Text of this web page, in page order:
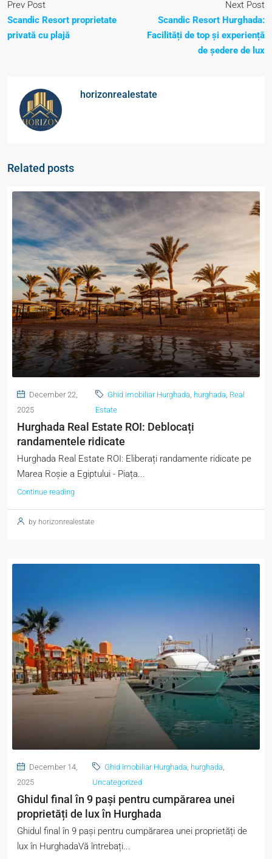
Prev Post
Scandic Resort proprietate
privată cu plajă
Next Post
Scandic Resort Hurghada:
Facilități de top și experiență
de ședere de lux
horizonrealestate
Related posts
December 22,
2025
Ghid imobiliar Hurghada, hurghada, Real
Estate
Hurghada Real Estate ROI: Deblocați
randamentele ridicate
Hurghada Real Estate ROI: Eliberați randamente ridicate pe
Marea Roșie a Egiptului - Piața...
Continue reading
by horizonrealestate
December 14,
2025
Ghid imobiliar Hurghada, hurghada,
Uncategorized
Ghidul final în 9 pași pentru cumpărarea unei
proprietăți de lux în Hurghada
Ghidul final în 9 pași pentru cumpărarea unei proprietăți de
lux în HurghadaVă întrebați...